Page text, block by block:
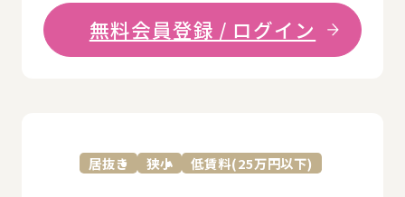
無料会員登録 / ログイン
居抜き 狭小 低賃料(25万円以下)